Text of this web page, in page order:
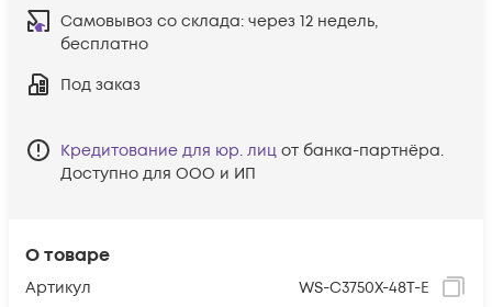
О товаре
Артикул
WS-C3750X-48T-E
Самовывоз со склада: через 12 недель,
бесплатно
Под заказ
Кредитование для юр. лиц от банка-партнёра.
Доступно для ООО и ИП